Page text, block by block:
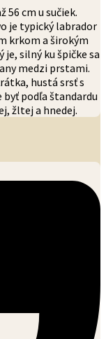
56 cm u sučiek.
je typický labrador
krkom a širokým
silný ku špičke sa
medzi prstami.
hustá srsť s
byť podľa štandardu
žltej a hnedej.